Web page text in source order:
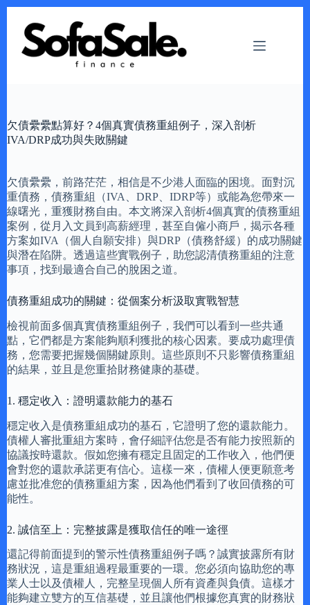
content
欠債纍纍點算好？4個真實債務重組例子，深入剖析
IVA/DRP成功與失敗關鍵
欠債纍纍，前路茫茫，相信是不少港人面臨的困境。面對沉
重債務，債務重組（IVA、DRP、IDRP等）或能為您帶來一
線曙光，重獲財務自由。本文將深入剖析4個真實的債務重組
案例，從月入文員到高薪經理，甚至自僱小商戶，揭示各種
方案如IVA（個人自願安排）與DRP（債務舒緩）的成功關鍵
與潛在陷阱。透過這些實戰例子，助您認清債務重組的注意
事項，找到最適合自己的脫困之道。
債務重組成功的關鍵：從個案分析汲取實戰智慧
檢視前面多個真實債務重組例子，我們可以看到一些共通
點，它們都是方案能夠順利獲批的核心因素。要成功處理債
務，您需要把握幾個關鍵原則。這些原則不只影響債務重組
的結果，並且是您重拾財務健康的基礎。
1. 穩定收入：證明還款能力的基石
穩定收入是債務重組成功的基石，它證明了您的還款能力。
債權人審批重組方案時，會仔細評估您是否有能力按照新的
協議按時還款。假如您擁有穩定且固定的工作收入，他們便
會對您的還款承諾更有信心。這樣一來，債權人便更願意考
慮並批准您的債務重組方案，因為他們看到了收回債務的可
能性。
2. 誠信至上：完整披露是獲取信任的唯一途徑
還記得前面提到的警示性債務重組例子嗎？誠實披露所有財
務狀況，這是重組過程最重要的一環。您必須向協助您的專
業人士以及債權人，完整呈現個人所有資產與負債。這樣才
能夠建立雙方的互信基礎，並且讓他們根據您真實的財務狀